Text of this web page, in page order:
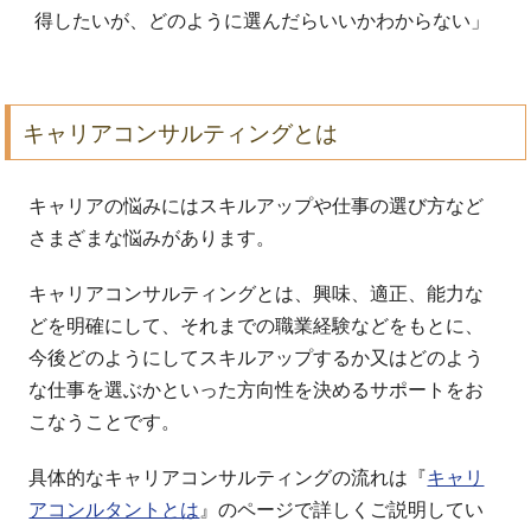
得したいが、どのように選んだらいいかわからない」
キャリアコンサルティングとは
キャリアの悩みにはスキルアップや仕事の選び方など
さまざまな悩みがあります。
キャリアコンサルティングとは、興味、適正、能力な
どを明確にして、それまでの職業経験などをもとに、
今後どのようにしてスキルアップするか又はどのよう
な仕事を選ぶかといった方向性を決めるサポートをお
こなうことです。
具体的なキャリアコンサルティングの流れは『キャリ
アコンルタントとは 』のページで詳しくご説明してい